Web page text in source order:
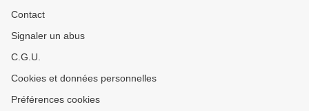
Contact
Signaler un abus
C.G.U.
Cookies et données personnelles
Préférences cookies